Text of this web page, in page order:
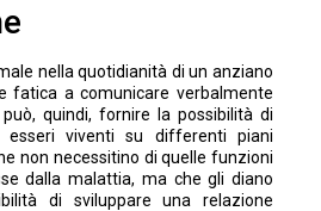
nella quotidianità di un anziano
fatica a comunicare verbalmente
quindi, fornire la possibilità di
esseri viventi su differenti piani
non necessitino di quelle funzioni
dalla malattia, ma che gli diano
di sviluppare una relazione